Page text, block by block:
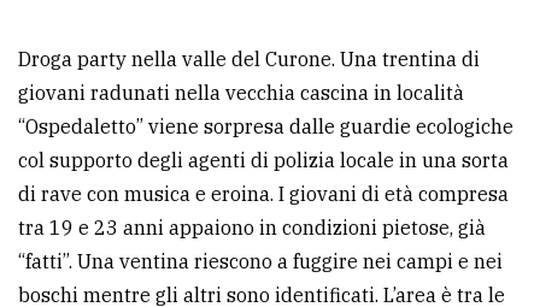
Droga party nella valle del Curone. Una trentina di
giovani radunati nella vecchia cascina in località
“Ospedaletto” viene sorpresa dalle guardie ecologiche
col supporto degli agenti di polizia locale in una sorta
di rave con musica e eroina. I giovani di età compresa
tra 19 e 23 anni appaiono in condizioni pietose, già
“fatti”. Una ventina riescono a fuggire nei campi e nei
boschi mentre gli altri sono identificati. L’area è tra le